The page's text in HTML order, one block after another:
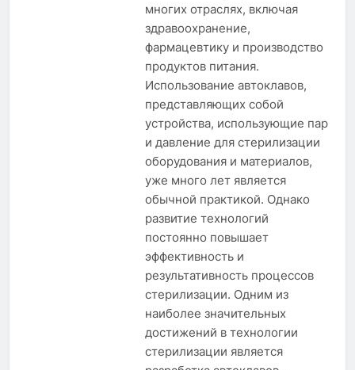
многих отраслях, включая
здравоохранение,
фармацевтику и производство
продуктов питания.
Использование автоклавов,
представляющих собой
устройства, использующие пар
и давление для стерилизации
оборудования и материалов,
уже много лет является
обычной практикой. Однако
развитие технологий
постоянно повышает
эффективность и
результативность процессов
стерилизации. Одним из
наиболее значительных
достижений в технологии
стерилизации является